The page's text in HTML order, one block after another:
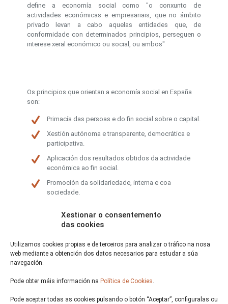
Xestionar o consentemento
das cookies
Utilizamos cookies propias e de terceiros para analizar o tráfico na nosa
web mediante a obtención dos datos necesarios para estudar a súa
navegación.
Pode obter máis información na Política de Cookies
Pode aceptar todas as cookies pulsando o botón “Aceptar”, configuralas ou
define a economía social como "o conxunto de
actividades económicas e empresariais, que no ámbito
privado levan a cabo aquelas entidades que, de
conformidade con determinados principios, perseguen o
interese xeral económico ou social, ou ambos"
Os principios que orientan a economía social en España
son:
Primacía das persoas e do fin social sobre o capital.
Xestión autónoma e transparente, democrática e
participativa.
Aplicación dos resultados obtidos da actividade
económica ao fin social.
Promoción da solidariedade, interna e coa
sociedade.
igualdade de oportunidades, a cohesión social,
a inserción, a xeración de emprego, a conciliación e
sustentabilidade.